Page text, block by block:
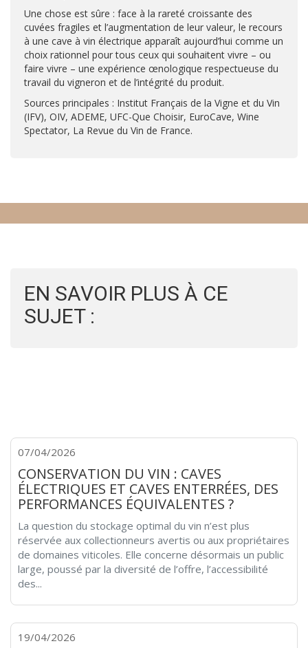
Une chose est sûre : face à la rareté croissante des
cuvées fragiles et l’augmentation de leur valeur, le recours
à une cave à vin électrique apparaît aujourd’hui comme un
choix rationnel pour tous ceux qui souhaitent vivre – ou
faire vivre – une expérience œnologique respectueuse du
travail du vigneron et de l’intégrité du produit.
Sources principales : Institut Français de la Vigne et du Vin
(IFV), OIV, ADEME, UFC-Que Choisir, EuroCave, Wine
Spectator, La Revue du Vin de France.
EN SAVOIR PLUS À CE
SUJET :
07/04/2026
CONSERVATION DU VIN : CAVES
ÉLECTRIQUES ET CAVES ENTERRÉES, DES
PERFORMANCES ÉQUIVALENTES ?
La question du stockage optimal du vin n’est plus
réservée aux collectionneurs avertis ou aux propriétaires
de domaines viticoles. Elle concerne désormais un public
large, poussé par la diversité de l’offre, l’accessibilité
des...
19/04/2026